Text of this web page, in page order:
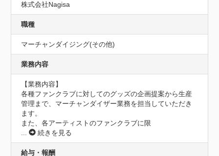
株式会社Nagisa
職種
マーチャンダイジング(その他)
業務内容
【業務内容】
各種ファンクラブに対してのグッズの企画提案から生産
管理まで、マーチャンダイザー業務を担当していただき
ます。
また、各アーティストのファンクラブに限
...
続きを見る
給与・報酬